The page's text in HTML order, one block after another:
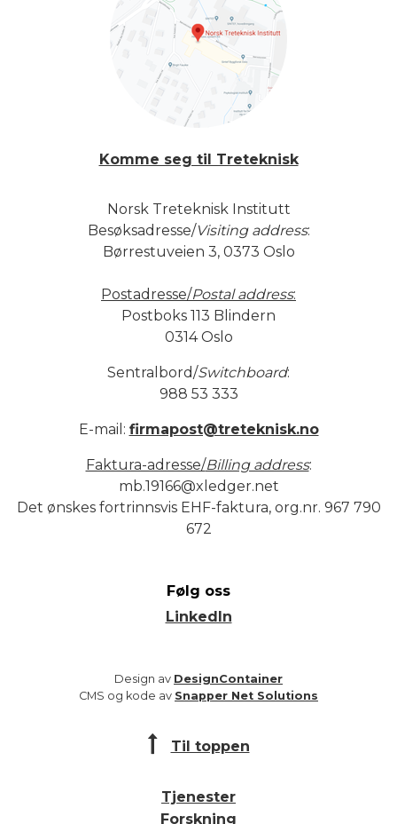
Komme seg til Treteknisk
Norsk Treteknisk Institutt
Besøksadresse/Visiting address:
Børrestuveien 3, 0373 Oslo
Postadresse/Postal address:
Postboks 113 Blindern
0314 Oslo
Sentralbord/Switchboard:
988 53 333
E-mail: firmapost@treteknisk.no
Faktura-adresse/Billing address:
mb.19166@xledger.net
Det ønskes fortrinnsvis EHF-faktura, org.nr. 967 790
672
Følg oss
LinkedIn
Design av DesignContainer
CMS og kode av Snapper Net Solutions
Til toppen
Tjenester
Forskning